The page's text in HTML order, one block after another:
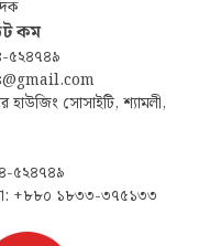
কম
৫২৪৭৪৯
সোসাইটি, শ্যামলী,
৫২৪৭৪৯
+৮৮০ ১৮৩৩-৩৭৫১৩৩